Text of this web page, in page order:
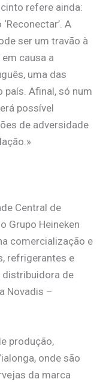
refere ainda:
A
ser um travão à
causa a
uma das
Afinal, só num
possível
de adversidade
Central de
Grupo Heineken
comercialização e
refrigerantes e
distribuidora de
Novadis –
produção,
onde são
da marca